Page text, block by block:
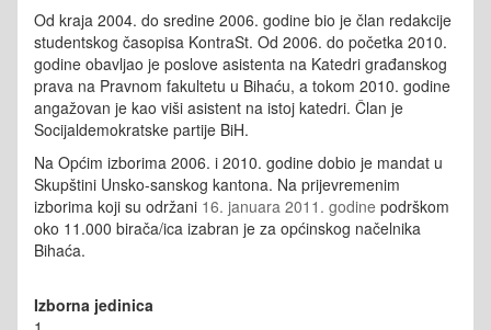
Od kraja 2004. do sredine 2006. godine bio je član redakcije
studentskog časopisa KontraSt. Od 2006. do početka 2010.
godine obavljao je poslove asistenta na Katedri građanskog
prava na Pravnom fakultetu u Bihaću, a tokom 2010. godine
angažovan je kao viši asistent na istoj katedri. Član je
Socijaldemokratske partije BiH.
Na Općim izborima 2006. i 2010. godine dobio je mandat u
Skupštini Unsko-sanskog kantona. Na prijevremenim
izborima koji su održani 16. januara 2011. godine podrškom
oko 11.000 birača/ica izabran je za općinskog načelnika
Bihaća.
Izborna jedinica